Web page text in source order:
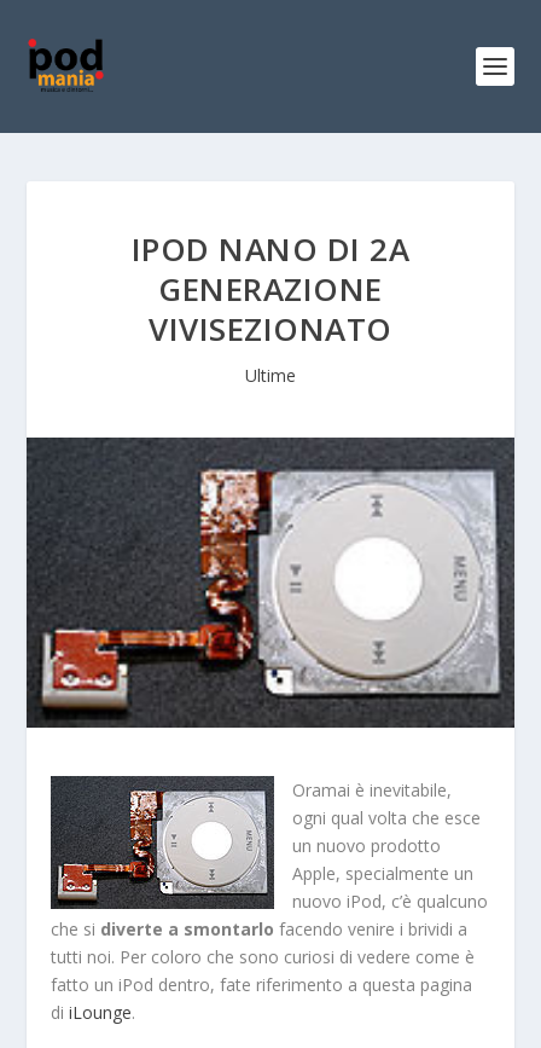
IPOD NANO DI 2A
GENERAZIONE
VIVISEZIONATO
Ultime
Oramai è inevitabile,
ogni qual volta che esce
un nuovo prodotto
Apple, specialmente un
nuovo iPod, c’è qualcuno
che si diverte a smontarlo facendo venire i brividi a
tutti noi. Per coloro che sono curiosi di vedere come è
fatto un iPod dentro, fate riferimento a questa pagina
diiLounge.